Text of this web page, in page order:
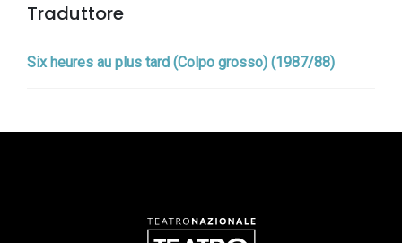
Traduttore
Six heures au plus tard (Colpo grosso) (1987/88)